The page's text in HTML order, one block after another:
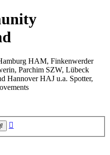
HAM, Finkenwerder
Parchim SZW, Lübeck
Hannover HAJ u.a. Spotter,
Suche